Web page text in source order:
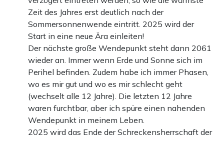
Zeit des Jahres erst deutlich nach der
Sommersonnenwende eintritt. 2025 wird der
Start in eine neue Ära einleiten!
Der nächste große Wendepunkt steht dann 2061
wieder an. Immer wenn Erde und Sonne sich im
Perihel befinden. Zudem habe ich immer Phasen,
wo es mir gut und wo es mir schlecht geht
(wechselt alle 12 Jahre). Die letzten 12 Jahre
waren furchtbar, aber ich spüre einen nahenden
Wendepunkt in meinem Leben.
2025 wird das Ende der Schreckensherrschaft der